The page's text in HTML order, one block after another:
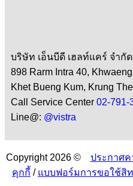
บริษัท เอ็นบีดี เฮลท์แคร์ จำกัด
898 Rarm Intra 40,
Khet Bueng Kum, Krung
Call Service Center 02-791-
Line@: @vistra
Copyright 2026 © ประกาศค
คุกกี้ / แบบฟอร์มการขอใช้สิ